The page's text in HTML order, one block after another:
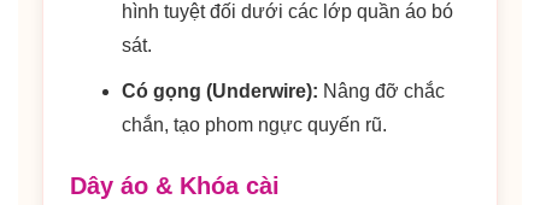
hình tuyệt đối dưới các lớp quần áo bó
sát.
Có gọng (Underwire): Nâng đỡ chắc
chắn, tạo phom ngực quyến rũ.
Dây áo & Khóa cài